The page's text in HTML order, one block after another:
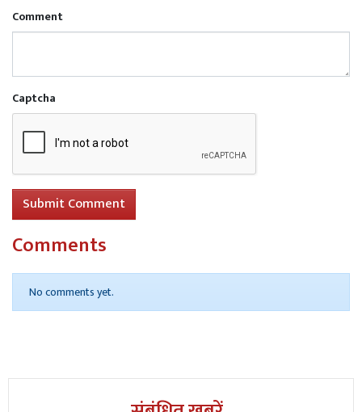
Comment
Captcha
Submit Comment
Comments
No comments yet.